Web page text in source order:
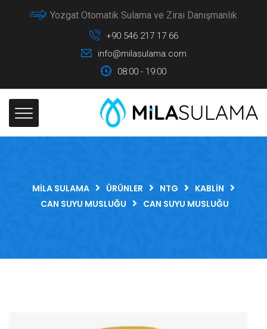
Yozgat Otomatik Sulama ve Zirai Danışmanlık
+90 546 217 17 66
info@milasulama.com
08:00 - 19:00
MILA SULAMA ÜRÜNLER NTG
KABLIN
CAN SUYU MUSLUĞU
CAN SUYU MUSLUĞU